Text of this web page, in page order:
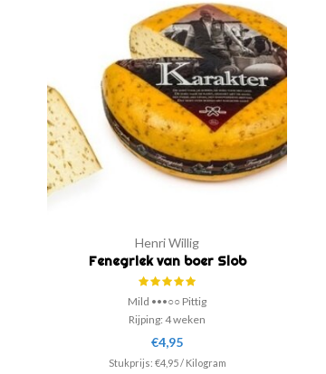
Henri Willig
Fenegriek van boer Slob
Mild •••○○ Pittig
Rijping: 4 weken
Romige kaas die zowel op brood als bij de borrel te eten is.
€4,95
Stukprijs: €4,95/ Kilogram